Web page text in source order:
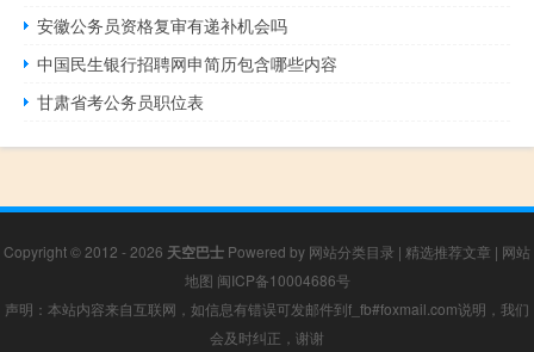
安徽公务员资格复审有递补机会吗
中国民生银行招聘网申简历包含哪些内容
甘肃省考公务员职位表
Copyright © 2012 - 2026 天空巴士 Powered by 网站分类目录 | 精选推荐文章 | 网站
地图 闽ICP备10004686号
声明：本站内容来自互联网，如信息有错误可发邮件到f_fb#foxmail.com说明，我们
会及时纠正，谢谢